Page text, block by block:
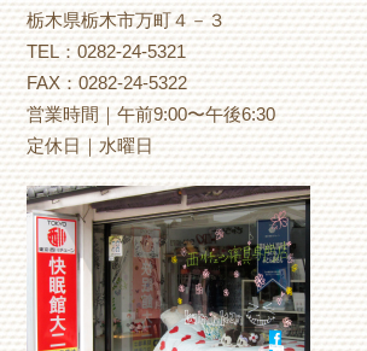
栃木県栃木市万町４－３
TEL：0282-24-5321
FAX：0282-24-5322
営業時間｜午前9:00〜午後6:30
定休日｜水曜日